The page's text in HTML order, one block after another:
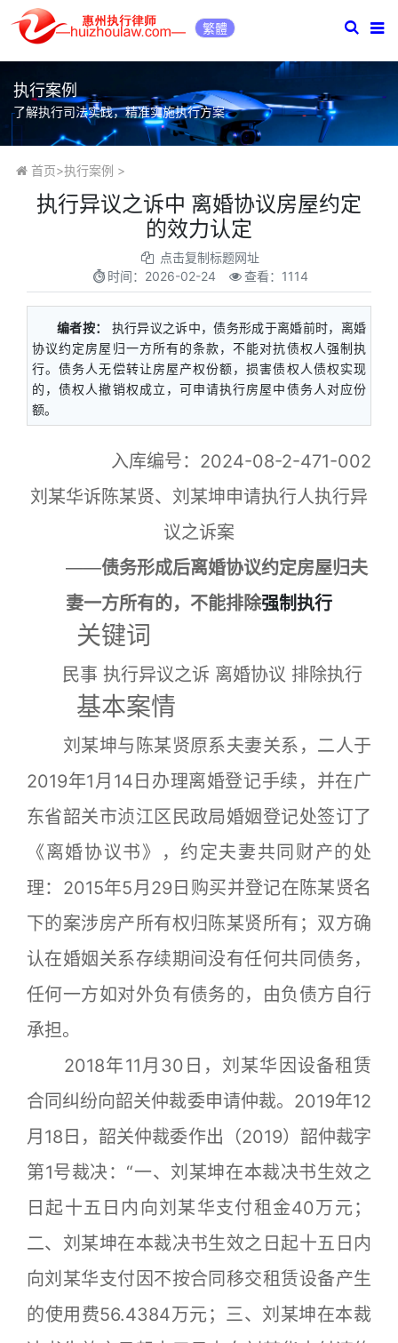
繁體
执行案例
了解执行司法实践，精准实施执行方案
首页>执行案例 >
执行异议之诉中 离婚协议房屋约定
的效力认定
点击复制标题网址
时间： 2026-02-24 查看：1114
编者按：
执行异议之诉中，债务形成于离婚前时，离婚
协议约定房屋归一方所有的条款，不能对抗债权人强制执
行。债务人无偿转让房屋产权份额，损害债权人债权实现
的，债权人撤销权成立，可申请执行房屋中债务人对应份
额。
入库编号：2024-08-2-471-002
刘某华诉陈某贤、刘某坤申请执行人执行异
议之诉案
——债务形成后离婚协议约定房屋归夫
妻一方所有的，不能排除强制执行
关键词
民事 执行异议之诉 离婚协议 排除执行
基本案情
刘某坤与陈某贤原系夫妻关系，二人于
2019年1月14日办理离婚登记手续，并在广
东省韶关市浈江区民政局婚姻登记处签订了
《离婚协议书》，约定夫妻共同财产的处
理：2015年5月29日购买并登记在陈某贤名
下的案涉房产所有权归陈某贤所有；双方确
认在婚姻关系存续期间没有任何共同债务，
任何一方如对外负有债务的，由负债方自行
承担。
2018年11月30日，刘某华因设备租赁
合同纠纷向韶关仲裁委申请仲裁。2019年12
月18日，韶关仲裁委作出（2019）韶仲裁字
第1号裁决：“一、刘某坤在本裁决书生效之
日起十五日内向刘某华支付租金40万元；
二、刘某坤在本裁决书生效之日起十五日内
向刘某华支付因不按合同移交租赁设备产生
的使用费56.4384万元；三、刘某坤在本裁